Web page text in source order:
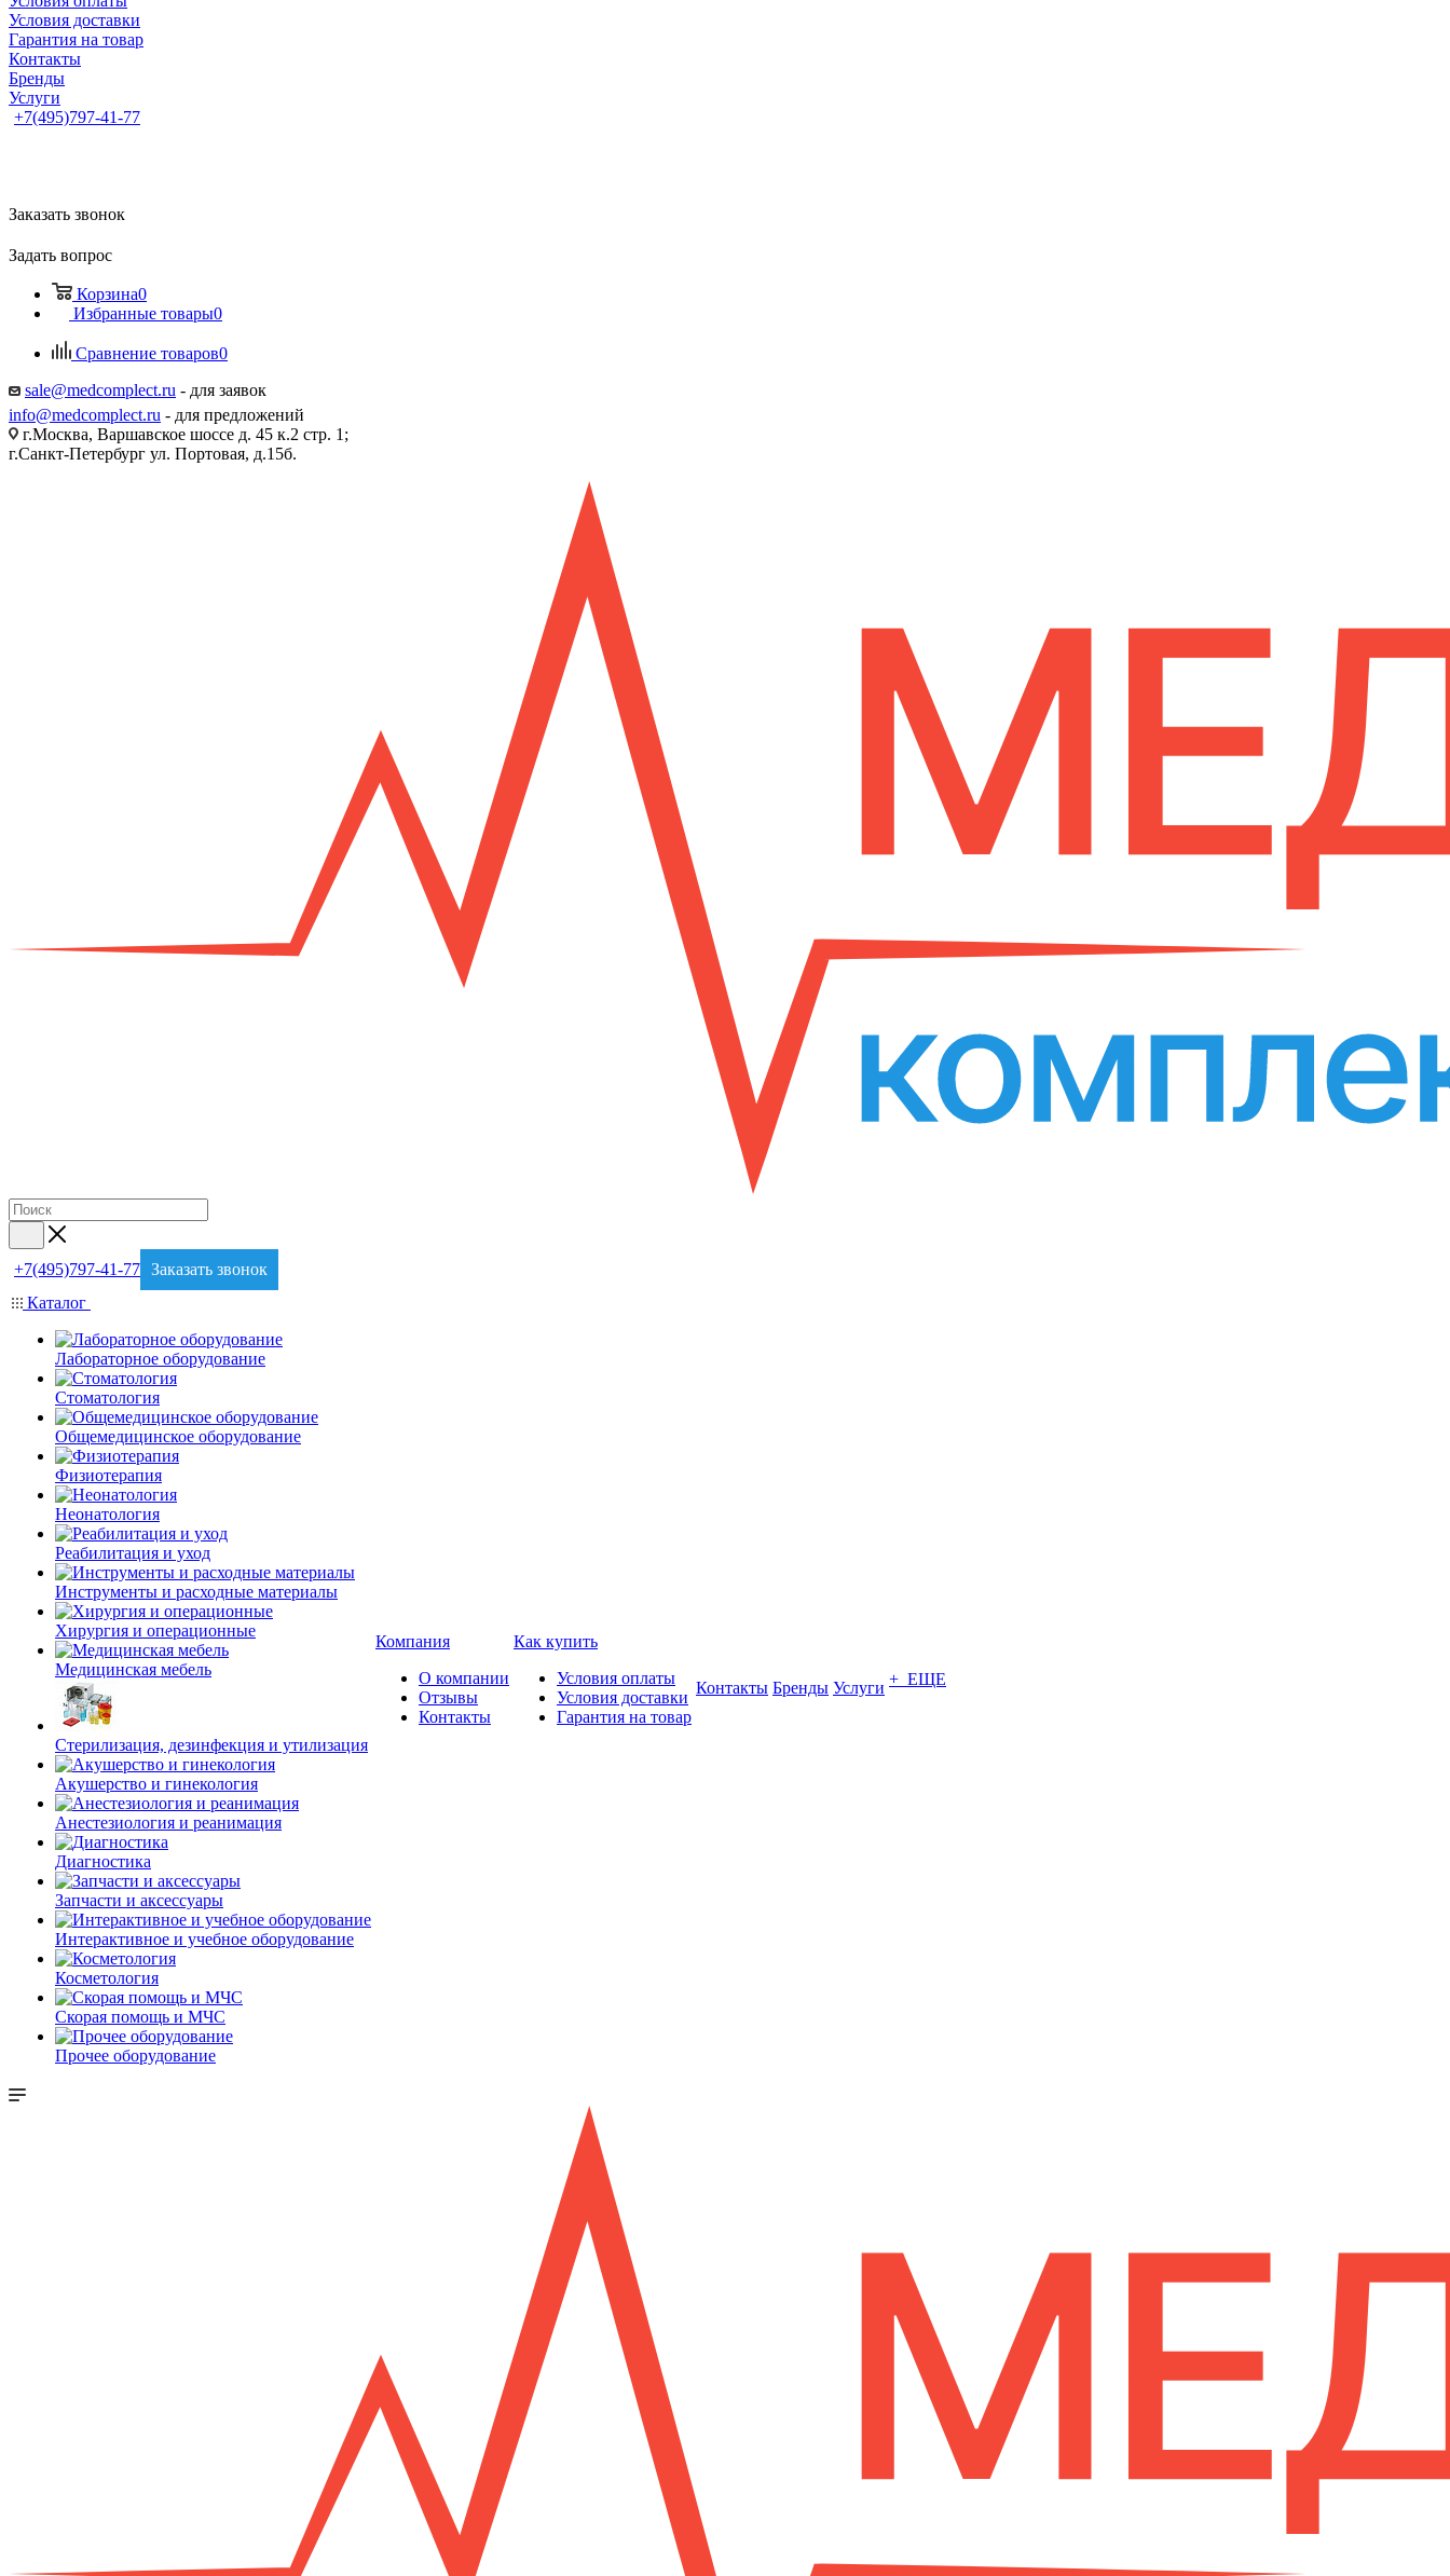
Условия доставки
Гарантия на товар
Контакты
Бренды
Услуги
+7(495)797-41-77
Заказать звонок
Задать вопрос
Корзина0
Избранные товары0
Сравнение товаров0
sale@medcomplect.ru - для заявок
info@medcomplect.ru - для предложений
г.Москва, Варшавское шоссе д. 45 к.2 стр. 1;
г.Санкт-Петербург ул. Портовая, д.15б.
+7(495)797-41-77 Заказать звонок
Каталог
Лабораторное оборудование
Стоматология
Общемедицинское оборудование
Физиотерапия
Неонатология
Реабилитация и уход
Инструменты и расходные материалы
Хирургия и операционные
Медицинская мебель
Стерилизация, дезинфекция и утилизация
Акушерство и гинекология
Анестезиология и реанимация
Диагностика
Запчасти и аксессуары
Интерактивное и учебное оборудование
Косметология
Скорая помощь и МЧС
Прочее оборудование
Компания
О компании
Отзывы
Контакты
Как купить
Условия оплаты
Условия доставки
Гарантия на товар
Контакты Бренды Услуги + ЕЩЕ